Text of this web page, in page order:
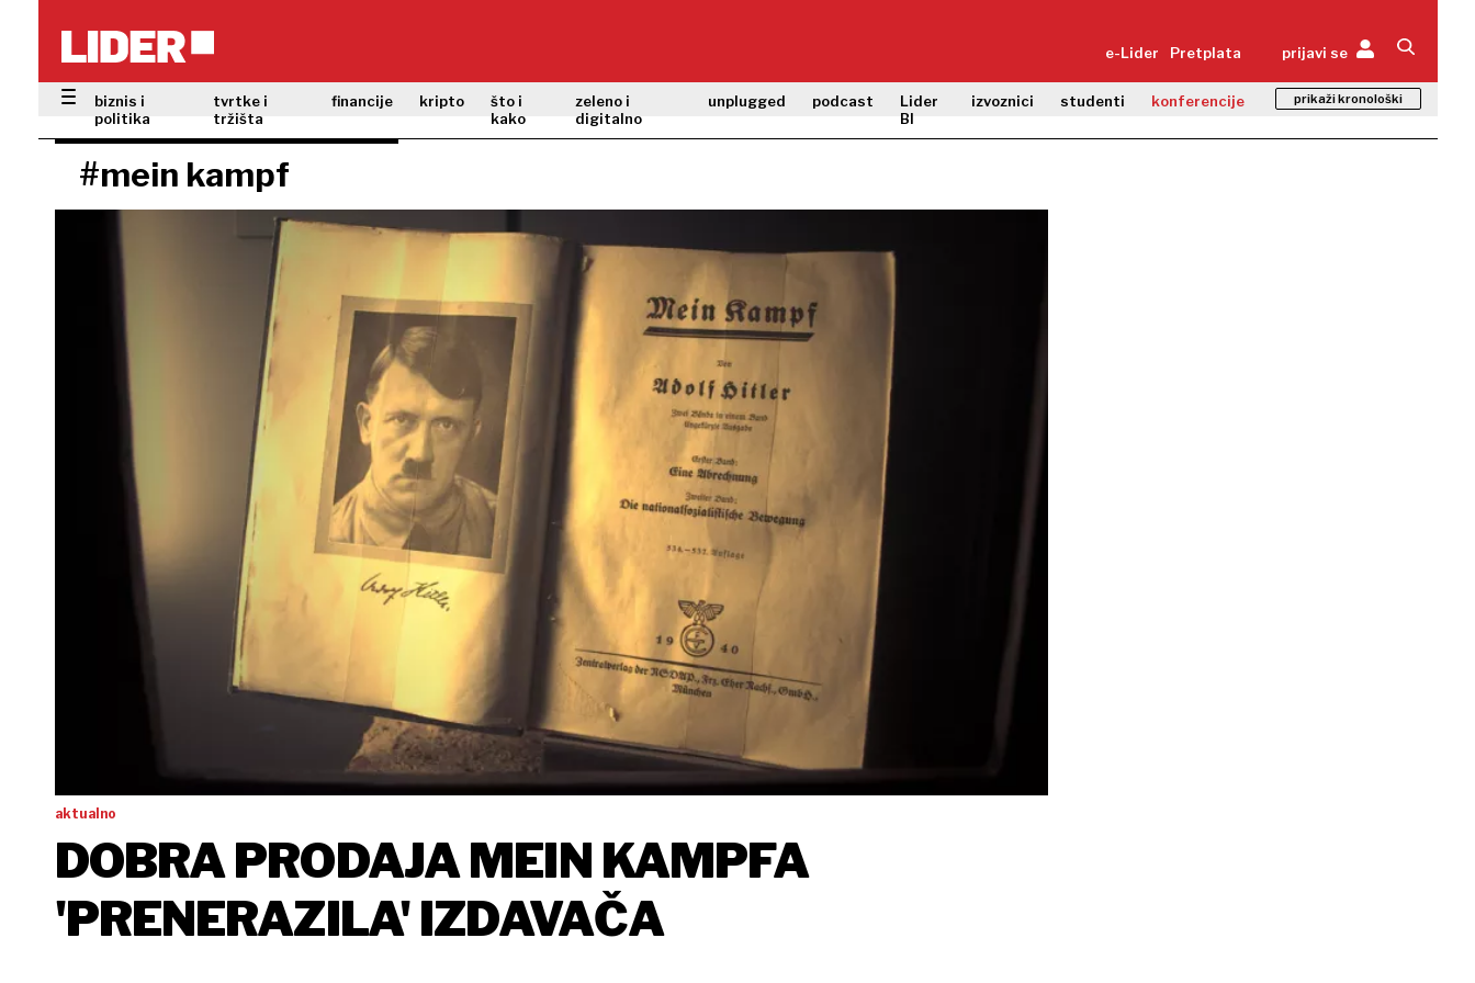
e-Lider Pretplata prijavi se
biznis i
politika
tvrtke i
tržišta
financije kripto
što i
kako
zeleno i
digitalno
unplugged podcast
Lider
BI
izvoznici studenti konferencije prikaži kronološki
#mein kampf
aktualno
DOBRA PRODAJA MEIN KAMPFA
'PRENERAZILA' IZDAVAČA